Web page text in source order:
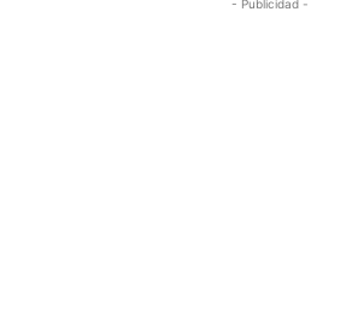
- Publicidad -